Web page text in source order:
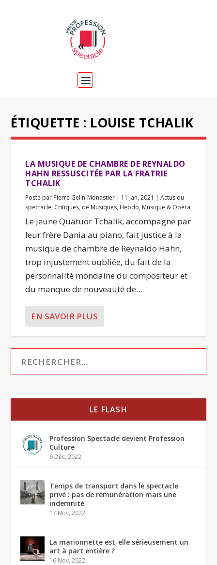
ÉTIQUETTE : LOUISE TCHALIK
LA MUSIQUE DE CHAMBRE DE REYNALDO
HAHN RESSUSCITÉE PAR LA FRATRIE
TCHALIK
Posté par Pierre Gelin-Monastier | 11 Jan, 2021 |Actus du
spectacle, Critiques, de Musiques, Hebdo, Musique & Opéra
Le jeune Quatuor Tchalik, accompagné par
leur frère Dania au piano, fait justice à la
musique de chambre de Reynaldo Hahn,
trop injustement oubliée, du fait de la
personnalité mondaine du compositeur et
du manque de nouveauté de...
EN SAVOIR PLUS
LE FLASH
Profession Spectacle devient Profession
Culture
6 Déc, 2022
Temps de transport dans le spectacle
privé : pas de rémunération mais une
indemnité
17 Nov, 2022
La marionnette est-elle sérieusement un
art à part entière ?
16 Nov, 2022